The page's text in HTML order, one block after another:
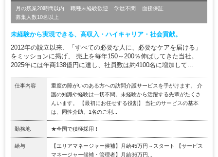
月の残業20時間以内 職種未経験歓迎 学歴不問
面接保証
募集人数10名以上
未経験から実現できる、高収入・ハイキャリア・社会貢献。
2012年の設立以来、「すべての必要な人に、必要なケアを届ける」
をミッションに掲げ、 売上を毎年150～200％伸ばしてきた当社。
2025年には年商138億円に達し、社員数は約4100名に増加して...
仕事内容
重度の障がいのある方への訪問介護サービスを手がけます。 介
護の知識や経験は一切不問。未経験から活躍する先輩がたくさ
んいます。 【最初にお任せする役割】 当社のサービスの基本
は、同性介助。1名のご利...
勤務地 ★全国で積極採用！
給与
【エリアマネージャー候補】月給45万円～スタート 【サービス
マネージャー候補・管理者】月給36万円...